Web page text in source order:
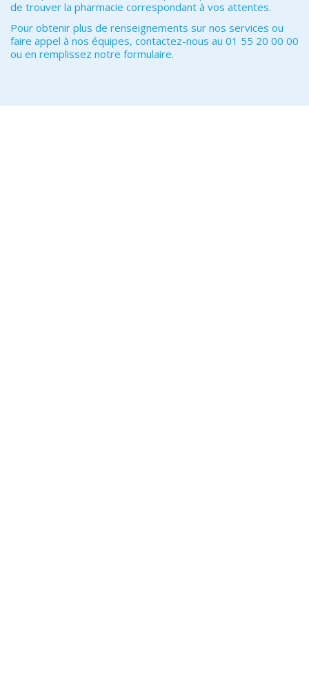
de trouver la pharmacie correspondant à vos attentes.
Pour obtenir plus de renseignements sur nos services ou
faire appel à nos équipes, contactez-nous au 01 55 20 00 00
ou en remplissez notre formulaire.